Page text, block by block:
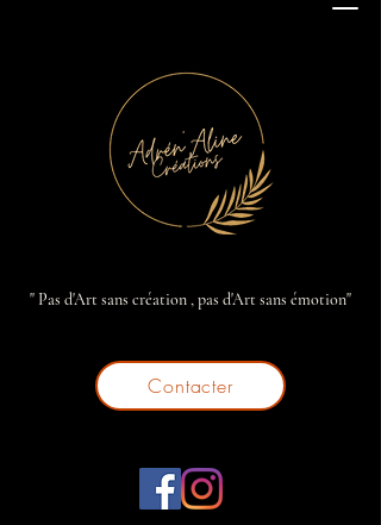
" Pas d'Art sans création , pas d'Art sans émotion"
Contacter